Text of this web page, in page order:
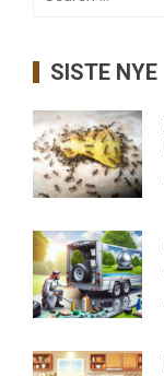
SISTE NYE